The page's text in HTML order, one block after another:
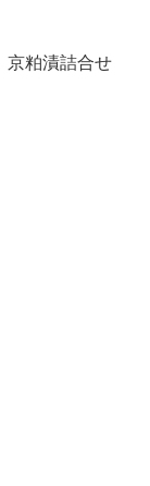
京粕漬詰合せ